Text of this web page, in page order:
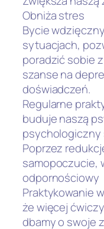
Obniża stres
Bycie
sytuacjach,
poradzić sobie
szanse na
doświadczeń.
Regularne
buduje naszą
Poprzez
samopoczucie,
odpornościowy
Praktykowanie
że więcej
dbamy o swoje